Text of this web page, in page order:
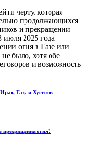
черту, которая
продолжающихся
и прекращении
июля 2025 года
огня в Газе или
было, хотя обе
и возможность
Газу и Хуситов
прекращения огня?